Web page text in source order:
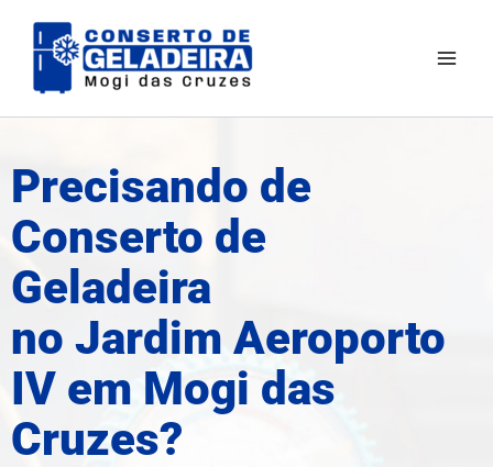
para
Precisando de
Conserto de
Geladeira
no Jardim Aeroporto
IV em Mogi das
Cruzes?